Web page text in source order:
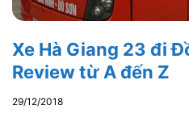
Xe Hà Giang 23 đi
Review từ A đến Z
29/12/2018